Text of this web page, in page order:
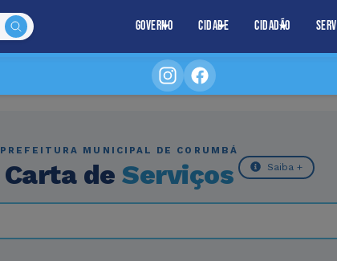
Governo Cidade Cidadão
PREFEITURA MUNICIPAL DE CORUMBÁ
Carta de Serviços Saiba +